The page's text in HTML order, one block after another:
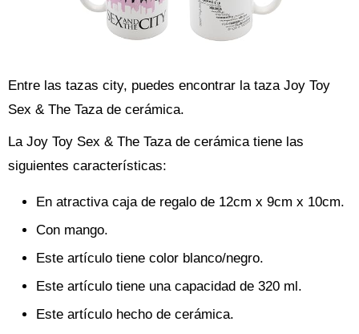
Entre las tazas city, puedes encontrar la taza Joy Toy
Sex & The Taza de cerámica.
La Joy Toy Sex & The Taza de cerámica tiene las
siguientes características:
En atractiva caja de regalo de 12cm x 9cm x 10cm.
Con mango.
Este artículo tiene color blanco/negro.
Este artículo tiene una capacidad de 320 ml.
Este artículo hecho de cerámica.